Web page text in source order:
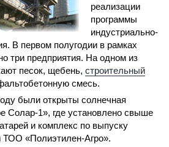
реализации
программы
индустриально-
В первом полугодии в рамках
три предприятия. На одном из
песок, щебень, строительный
смесь.
были открыты солнечная
Солар-1», где установлено свыше
и комплекс по выпуску
ТОО «Полиэтилен-Агро».